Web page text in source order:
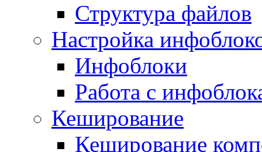
Структура файлов
Настройка
Инфоблоки
Работа с
Кеширование
Кеширование